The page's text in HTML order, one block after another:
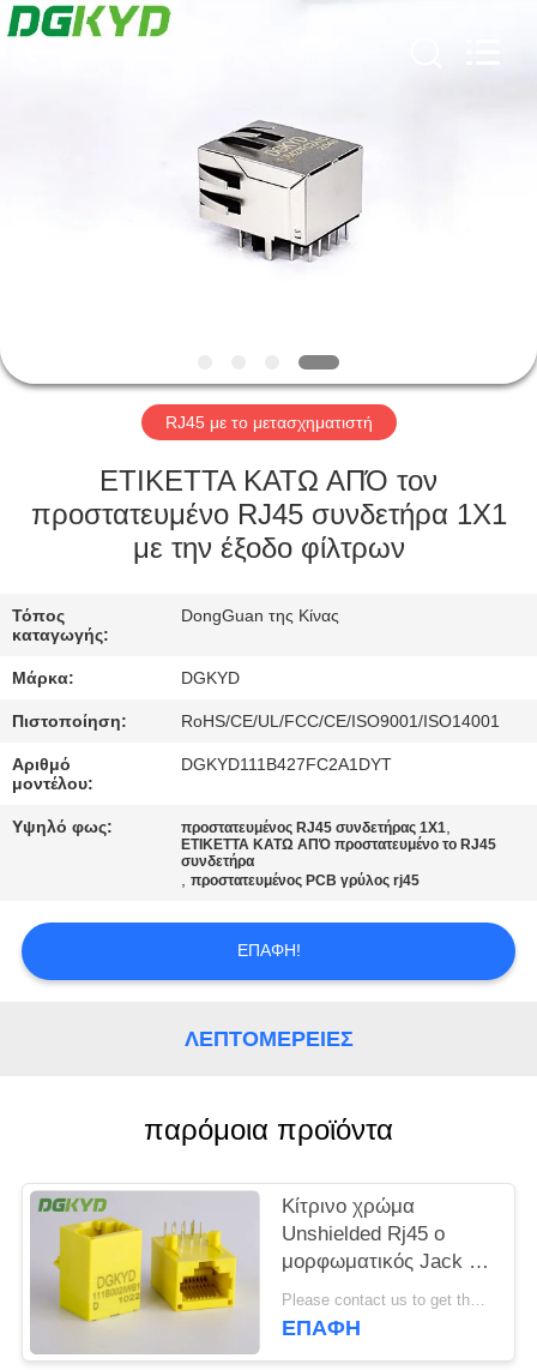
ΠΕΡΊΠΟΥ
ΓΎΡΟΣ
ΕΡΓΟΣΤΑΣΊΩΝ
ΠΟΙΟΤΙΚΌΣ
ΈΛΕΓΧΟΣ
ΜΑΣ
ΕΛΆΤΕ
ΣΕ
ΖΗΤΉΣΤΕ
ΑΠΌΣΠΑΣΜΑ
SITEMAP
ΠΟΛΙΤΙΚΉ
ΜΥΣΤΙΚΌΤΗΤΑΣ
Keyouda
Electronic
Technology
RJ45 με το μετασχηματιστή
ΕΤΙΚΕΤΤΑ ΚΑΤΩ ΑΠΌ τον
προστατευμένο RJ45 συνδετήρα 1X1
με την έξοδο φίλτρων
Τόπος
καταγωγής:
DongGuan της Κίνας
Μάρκα: DGKYD
Πιστοποίηση: RoHS/CE/UL/FCC/CE/ISO9001/ISO14001
Αριθμό
μοντέλου:
DGKYD111B427FC2A1DYT
Υψηλό φως: προστατευμένος RJ45 συνδετήρας 1X1,
ΕΤΙΚΕΤΤΑ ΚΑΤΩ ΑΠΌ προστατευμένο το RJ45
συνδετήρα
,προστατευμένος PCB γρύλος rj45
ΕΠΑΦΉ!
ΛΕΠΤΟΜΈΡΕΙΕΣ
παρόμοια προϊόντα
Κίτρινο χρώμα
Unshielded Rj45 ο
μορφωματικός Jack με
το μετασχηματιστή,
βάση 100 - Τ
Please contact us to get the latest price. MOQ:1 κομμάτι
ΕΠΑΦΉ